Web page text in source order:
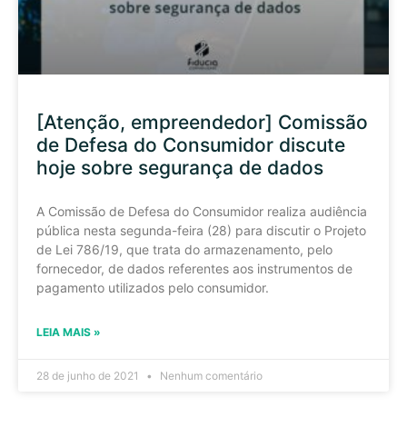
[Atenção, empreendedor] Comissão
de Defesa do Consumidor discute
hoje sobre segurança de dados
A Comissão de Defesa do Consumidor realiza audiência
pública nesta segunda-feira (28) para discutir o Projeto
de Lei 786/19, que trata do armazenamento, pelo
fornecedor, de dados referentes aos instrumentos de
pagamento utilizados pelo consumidor.
LEIA MAIS »
28 de junho de 2021 Nenhum comentário